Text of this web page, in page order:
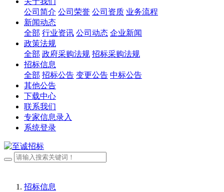
公司简介 公司荣誉 公司资质 业务流程
新闻动态
全部 行业资讯 公司动态 企业新闻
政策法规
全部 政府采购法规 招标采购法规
招标信息
全部 招标公告 变更公告 中标公告
其他公告
下载中心
联系我们
专家信息录入
系统登录
招标信息